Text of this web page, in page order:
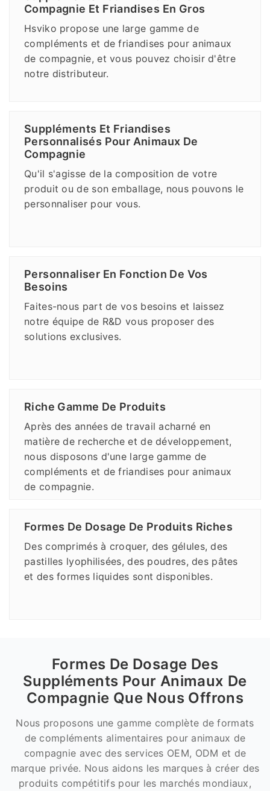
Compagnie Et Friandises En Gros
Hsviko propose une large gamme de
compléments et de friandises pour animaux
de compagnie, et vous pouvez choisir d'être
notre distributeur.
Suppléments Et Friandises
Personnalisés Pour Animaux De
Compagnie
Qu'il s'agisse de la composition de votre
produit ou de son emballage, nous pouvons le
personnaliser pour vous.
Personnaliser En Fonction De Vos
Besoins
Faites-nous part de vos besoins et laissez
notre équipe de R&D vous proposer des
solutions exclusives.
Riche Gamme De Produits
Après des années de travail acharné en
matière de recherche et de développement,
nous disposons d'une large gamme de
compléments et de friandises pour animaux
de compagnie.
Formes De Dosage De Produits Riches
Des comprimés à croquer, des gélules, des
pastilles lyophilisées, des poudres, des pâtes
et des formes liquides sont disponibles.
Formes De Dosage Des
Suppléments Pour Animaux De
Compagnie Que Nous Offrons
Nous proposons une gamme complète de formats
de compléments alimentaires pour animaux de
compagnie avec des services OEM, ODM et de
marque privée. Nous aidons les marques à créer des
produits compétitifs pour les marchés mondiaux,